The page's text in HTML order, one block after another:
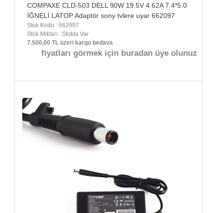
COMPAXE CLD-503 DELL 90W 19.5V 4.62A 7.4*5.0
İĞNELİ LATOP Adaptör sony tvlere uyar 662097
Stok Kodu : 662097
Stok Miktarı : Stokta Var
7.500,00 TL üzeri kargo bedava
fiyatları görmek için buradan üye olunuz